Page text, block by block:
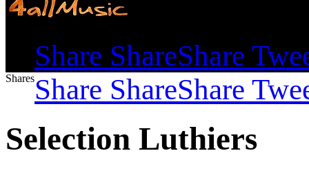
Share ShareShare
SharesShare ShareShare
Selection Luthiers